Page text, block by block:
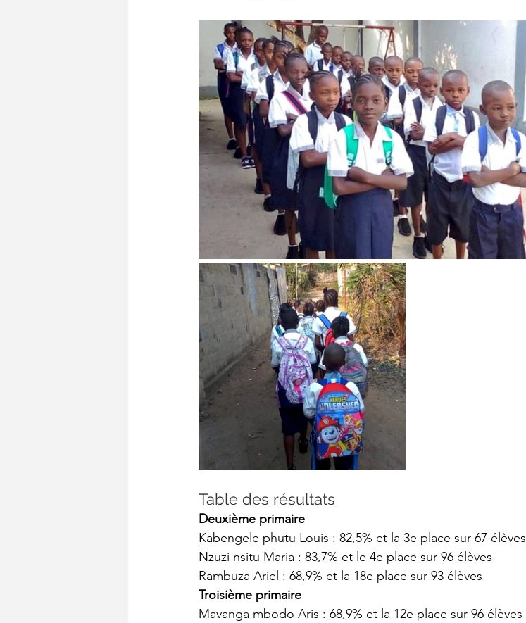
Table des résultats
Deuxième primaire
Kabengele phutu Louis : 82,5% et la 3e place sur 67 élèves
Nzuzi nsitu Maria : 83,7% et le 4e place sur 96 élèves
Rambuza Ariel : 68,9% et la 18e place sur 93 élèves
Troisième primaire
Mavanga mbodo Aris : 68,9% et la 12e place sur 96 élèves